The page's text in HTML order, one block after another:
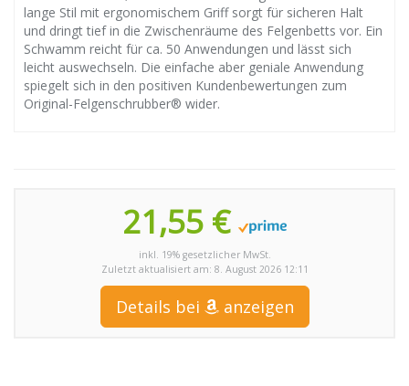
lange Stil mit ergonomischem Griff sorgt für sicheren Halt
und dringt tief in die Zwischenräume des Felgenbetts vor. Ein
Schwamm reicht für ca. 50 Anwendungen und lässt sich
leicht auswechseln. Die einfache aber geniale Anwendung
spiegelt sich in den positiven Kundenbewertungen zum
Original-Felgenschrubber® wider.
21,55 €
inkl. 19% gesetzlicher MwSt.
Zuletzt aktualisiert am: 8. August 2026 12:11
Details bei anzeigen